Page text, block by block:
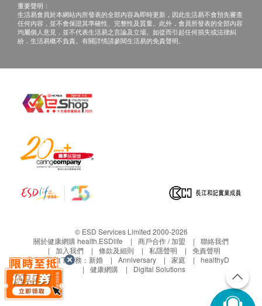
重要聲明：
生活易會員於本網站內所發表的全部內容為即時更新，因此生活易不會預先審查
任何內容，並不會保證其準確性、完整性及質量。此外，會員所發表的全部內容
均屬個人意見，並不代表生活易之言論及立場。如從而引起任何損失或法律糾
紛，生活易概不負責。有關詳情請參閱生活易的免責聲明。
© ESD Services Limited 2000-2026
關於健康網購 health.ESDlife
商戶合作 / 加盟
聯絡我們
加入我們
條款及細則 私隱聲明
免責聲明
生活易旗下業務： 新婚 Anniversary 家庭
healthyD
健康網購
Digital Solutions